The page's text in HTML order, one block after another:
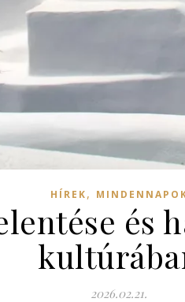
HÍREK,
és
2026.02.21.